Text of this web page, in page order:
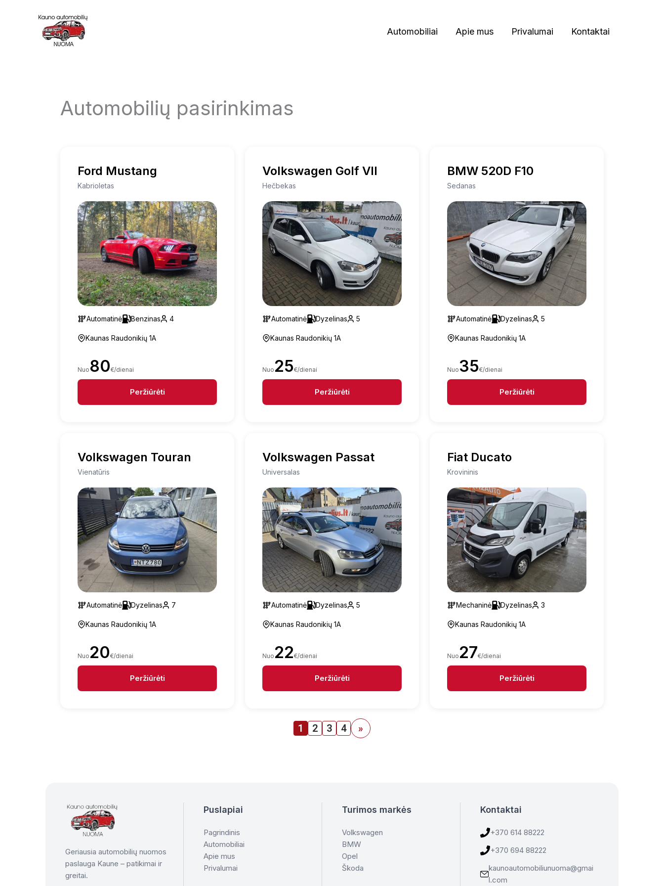
Automobiliai Apie mus Privalumai Kontaktai
Automobilių pasirinkimas
Ford Mustang
Kabrioletas
Automatinė Benzinas 4
Kaunas Raudonikių 1A
Nuo 80€/dienai
Peržiūrėti
Volkswagen Golf VII
Hečbekas
Automatinė Dyzelinas 5
Kaunas Raudonikių 1A
Nuo 25€/dienai
Peržiūrėti
BMW 520D F10
Sedanas
Automatinė Dyzelinas 5
Kaunas Raudonikių 1A
Nuo 35€/dienai
Peržiūrėti
Volkswagen Touran
Vienatūris
Automatinė Dyzelinas 7
Kaunas Raudonikių 1A
Nuo 20€/dienai
Peržiūrėti
Volkswagen Passat
Universalas
Automatinė Dyzelinas 5
Kaunas Raudonikių 1A
Nuo 22€/dienai
Peržiūrėti
Fiat Ducato
Krovininis
Mechaninė Dyzelinas 3
Kaunas Raudonikių 1A
Nuo 27€/dienai
Peržiūrėti
1 2 3 4 »
Geriausia automobilių nuomos
paslauga Kaune – patikimai ir
greitai.
Puslapiai
Pagrindinis
Automobiliai
Apie mus
Privalumai
Turimos markės
Volkswagen
BMW
Opel
Škoda
Kontaktai
+370 614 88222
+370 694 88222
kaunoautomobiliunuoma@gmai
l.com